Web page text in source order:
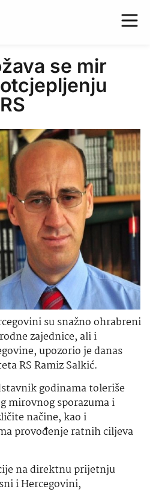
se mir
su snažno ohrabreni
zajednice, ali i
upozorio je danas
RS Ramiz Salkić.
godinama toleriše
mirovnog sporazuma i
načine, kao i
provođenje ratnih ciljeva
na direktnu prijetnju
i Hercegovini,